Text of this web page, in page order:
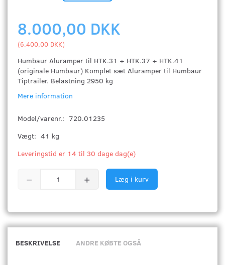
8.000,00 DKK
(6.400,00 DKK)
Humbaur Aluramper til HTK.31 + HTK.37 + HTK.41
(originale Humbaur) Komplet sæt Aluramper til Humbaur
Tiptrailer. Belastning 2950 kg
Mere information
Model/varenr.: 720.01235
Vægt: 41 kg
Leveringstid er 14 til 30 dage dag(e)
Læg i kurv
BESKRIVELSE ANDRE KØBTE OGSÅ